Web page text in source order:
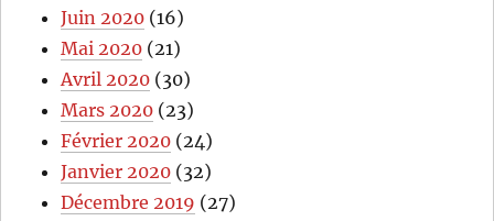
Juin 2020 (16)
Mai 2020 (21)
Avril 2020 (30)
Mars 2020 (23)
Février 2020 (24)
Janvier 2020 (32)
Décembre 2019 (27)